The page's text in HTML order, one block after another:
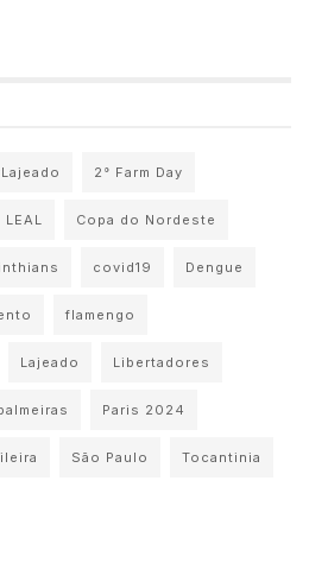
2° Farm Day
Copa do Nordeste
covid19 Dengue
flamengo
Lajeado Libertadores
Paris 2024
São Paulo Tocantinia